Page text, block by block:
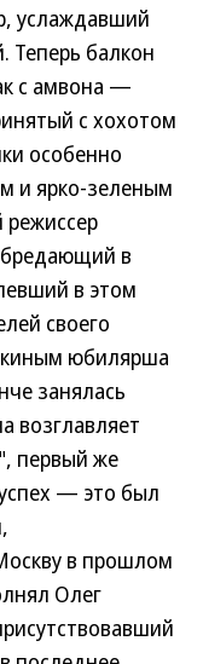
услаждавший
Теперь балкон
с амвона —
с хохотом
особенно
и ярко-зеленым
в
в этом
своего
юбилярша
занялась
возглавляет
первый же
— это был
в прошлом
Олег